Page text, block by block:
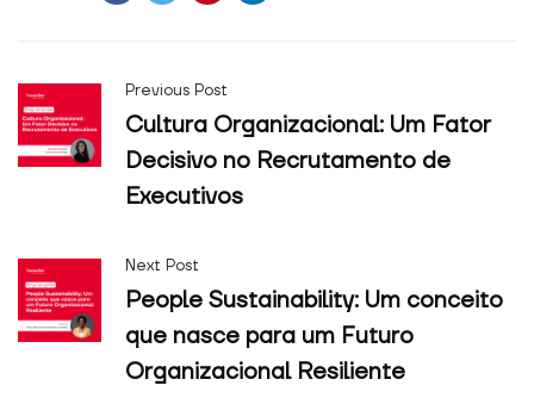
Previous Post
Cultura Organizacional: Um Fator
Decisivo no Recrutamento de
Executivos
Next Post
People Sustainability: Um conceito
que nasce para um Futuro
Organizacional Resiliente